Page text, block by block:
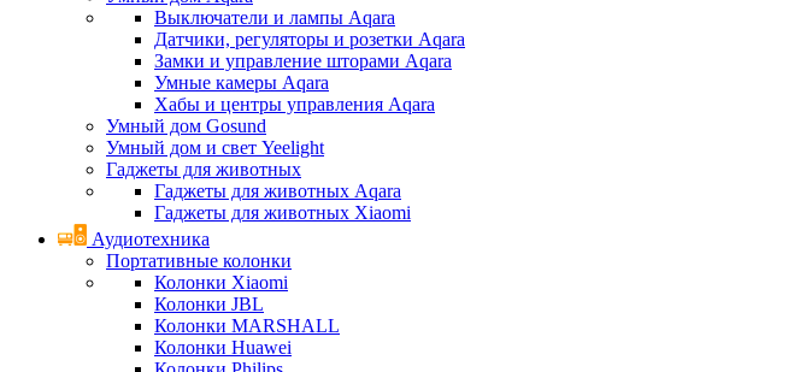
Выключатели и лампы Aqara
Датчики, регуляторы и розетки Aqara
Замки и управление шторами Aqara
Умные камеры Aqara
Хабы и центры управления Aqara
Умный дом Gosund
Умный дом и свет Yeelight
Гаджеты для животных
Гаджеты для животных Aqara
Гаджеты для животных Xiaomi
Аудиотехника
Портативные колонки
Колонки Xiaomi
Колонки JBL
Колонки MARSHALL
Колонки Huawei